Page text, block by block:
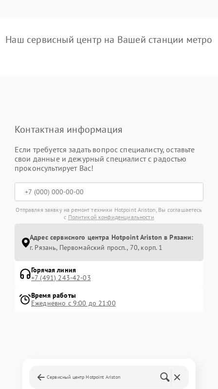
Наш сервисный центр на Вашей станции метро
Контактная информация
Если требуется задать вопрос специалисту, оставьте
свои данные и дежурный специалист с радостью
проконсультирует Вас!
Отправляя заявку на ремонт техники Hotpoint Ariston, Вы соглашаетесь
с Политикой конфиденциальности
Адрес сервисного центра Hotpoint Ariston в Рязани:
г. Рязань, Первомайский просп., 70, корп. 1
Горячая линия
+7 (491) 243-42-03
Время работы
Ежедневно с 9:00 до 21:00
Сервисный центр Hotpoint Ariston